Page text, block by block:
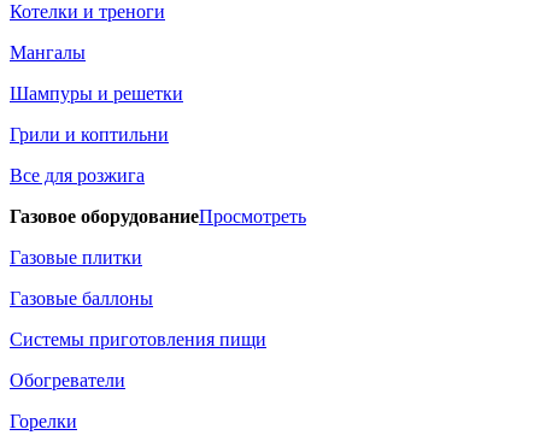
Котелки и треноги
Мангалы
Шампуры и решетки
Грили и коптильни
Все для розжига
Газовое оборудованиеПросмотреть
Газовые плитки
Газовые баллоны
Системы приготовления пищи
Обогреватели
Горелки